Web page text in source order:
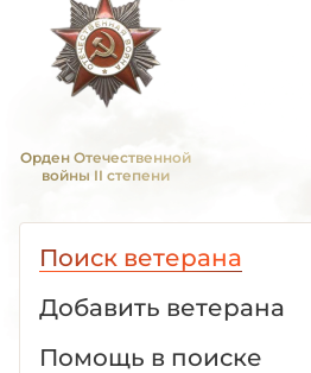
Орден Отечественной
войны II степени
Поиск ветерана
Добавить ветерана
Помощь в поиске